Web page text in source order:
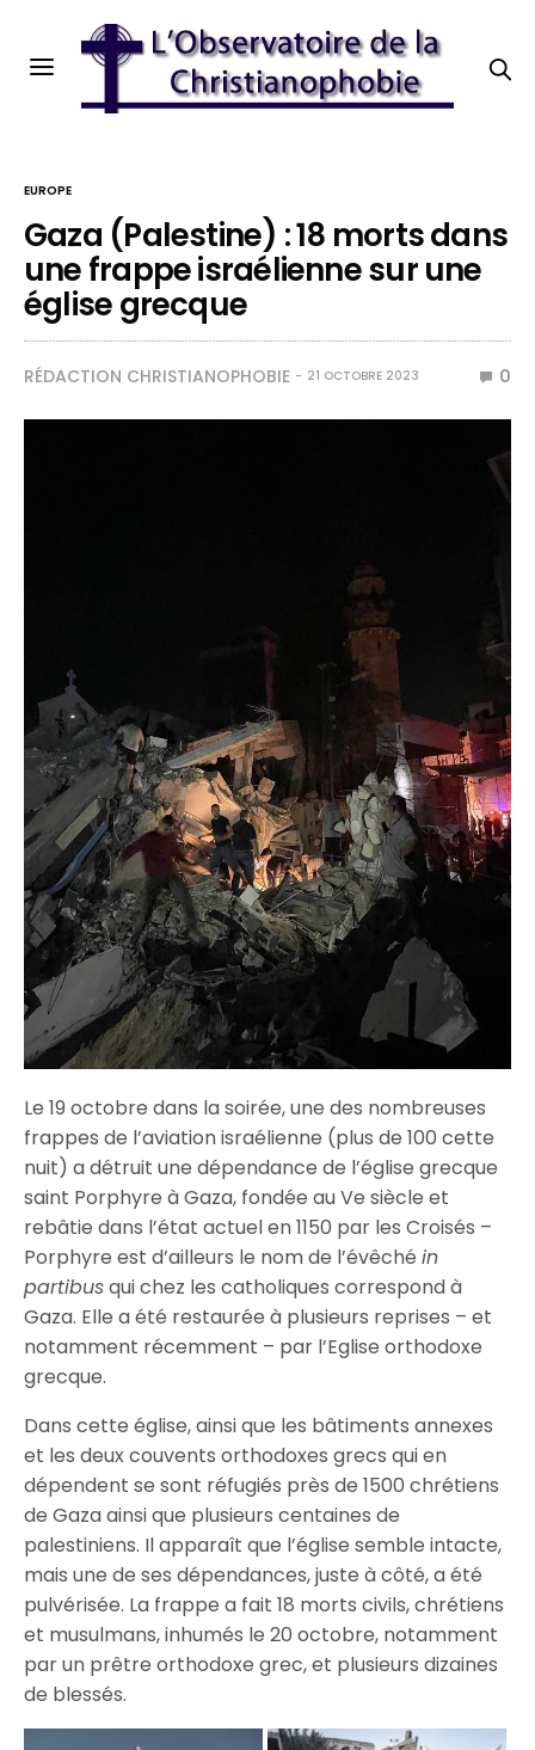
EUROPE
Gaza (Palestine) : 18 morts dans
une frappe israélienne sur une
église grecque
RÉDACTION CHRISTIANOPHOBIE 21 OCTOBRE 2023 0
Le 19 octobre dans la soirée, une des nombreuses
frappes de l’aviation israélienne (plus de 100 cette
nuit) a détruit une dépendance de l’église grecque
saint Porphyre à Gaza, fondée au Ve siècle et
rebâtie dans l’état actuel en 1150 par les Croisés –
Porphyre est d’ailleurs le nom de l’évêchéin
partibusqui chez les catholiques correspond à
Gaza. Elle a été restaurée à plusieurs reprises – et
notamment récemment – par l’Eglise orthodoxe
grecque.
Dans cette église, ainsi que les bâtiments annexes
et les deux couvents orthodoxes grecs qui en
dépendent se sont réfugiés près de 1500 chrétiens
de Gaza ainsi que plusieurs centaines de
palestiniens. Il apparaît que l’église semble intacte,
mais une de ses dépendances, juste à côté, a été
pulvérisée. La frappe a fait 18 morts civils, chrétiens
et musulmans, inhumés le 20 octobre, notamment
par un prêtre orthodoxe grec, et plusieurs dizaines
de blessés.